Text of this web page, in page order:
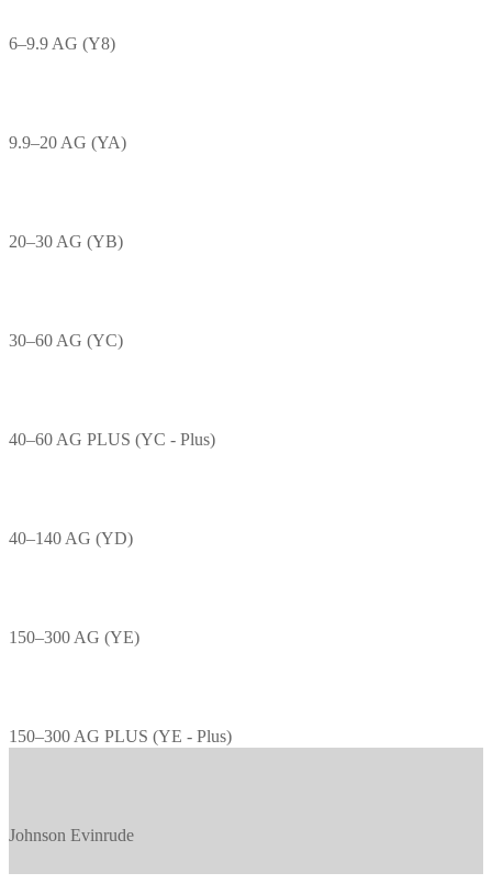
6–9.9 AG (Y8)
9.9–20 AG (YA)
20–30 AG (YB)
30–60 AG (YC)
40–60 AG PLUS (YC - Plus)
40–140 AG (YD)
150–300 AG (YE)
150–300 AG PLUS (YE - Plus)
Johnson Evinrude